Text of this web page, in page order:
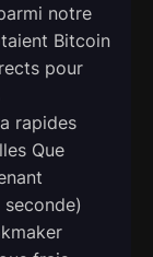
notre
Bitcoin
pour
rapides
Que